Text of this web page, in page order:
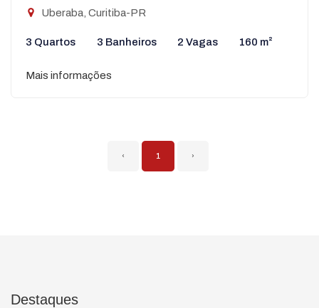
Uberaba, Curitiba-PR
3 Quartos 3 Banheiros 2 Vagas 160 m²
Mais informações
‹ 1 ›
Destaques